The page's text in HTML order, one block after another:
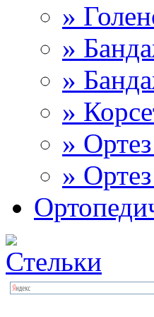
»
»
»
»
»
»